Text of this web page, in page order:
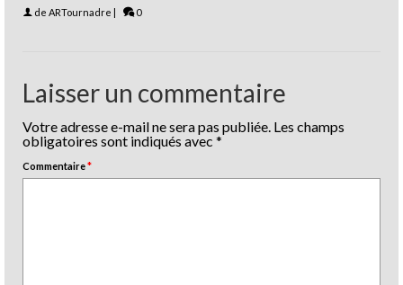
de ARTournadre | 0
Laisser un commentaire
Votre adresse e-mail ne sera pas publiée. Les champs
obligatoires sont indiqués avec *
Commentaire*